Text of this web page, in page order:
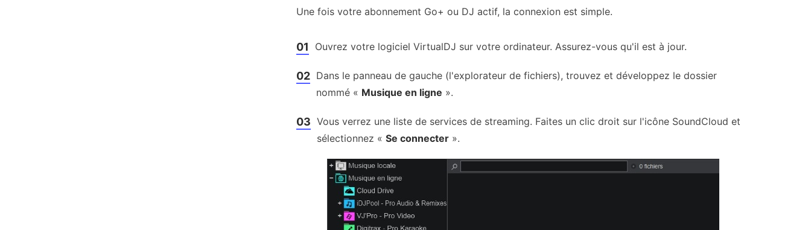
Une fois votre abonnement Go+ ou DJ actif, la connexion est simple.
01 Ouvrez votre logiciel VirtualDJ sur votre ordinateur. Assurez-vous qu'il est à jour.
02 Dans le panneau de gauche (l'explorateur de fichiers), trouvez et développez le dossier
nommé « Musique en ligne ».
03 Vous verrez une liste de services de streaming. Faites un clic droit sur l'icône SoundCloud et
sélectionnez « Se connecter ».